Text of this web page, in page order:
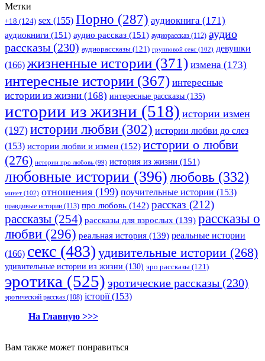
Метки
+18 (124) sex (155) Порно (287) аудиокнига (171)
аудиокниги (151) аудио рассказ (151) аудиорассказ (112) аудио
рассказы (230) аудиорассказы (121) групповой секс (102) девушки
(166) жизненные истории (371) измена (173)
интересные истории (367) интересные
истории из жизни (168) интересные рассказы (135)
истории из жизни (518) истории измен
(197) истории любви (302) истории любви до слез
(153) истории любви и измен (152) истории о любви
(276) истории про любовь (99) история из жизни (151)
любовные истории (396)любовь (332)
минет (102) отношения (199) поучительные истории (153)
правдивые истории (113) про любовь (142) рассказ (212)
рассказы (254) рассказы для взрослых (139) рассказы о
любви (296) реальная история (139) реальные истории
(166) секс (483) удивительные истории (268)
удивительные истории из жизни (130) эро рассказы (121)
эротика (525) эротические рассказы (230)
эротический рассказ (108) історії(153)
На Главную >>>
Вам также может понравиться